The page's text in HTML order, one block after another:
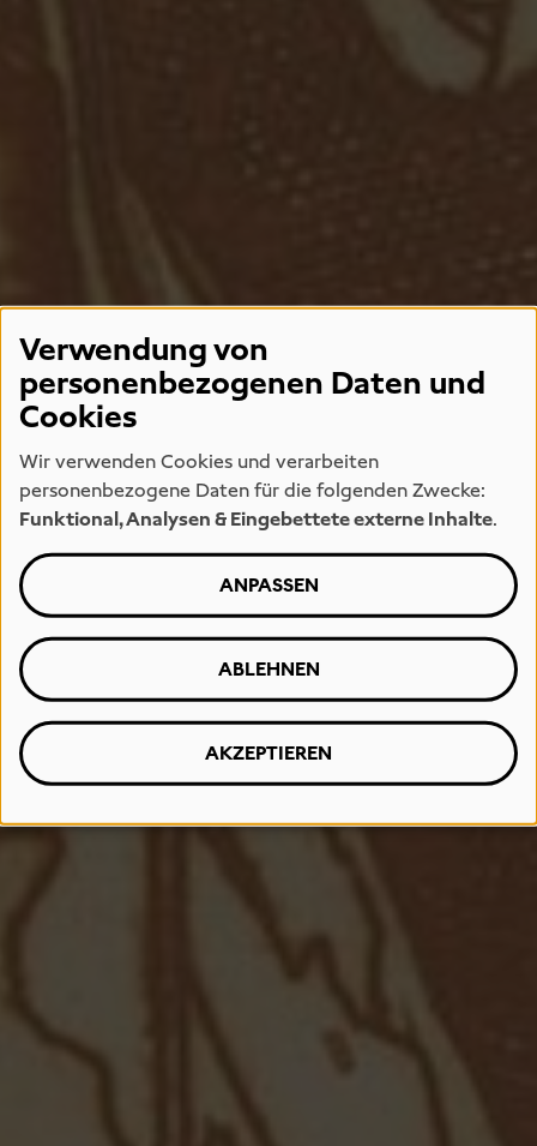
Verwendung von
personenbezogenen Daten und
Cookies
Wir verwenden Cookies und verarbeiten
personenbezogene Daten für die folgenden Zwecke:
Funktional, Analysen & Eingebettete externe Inhalte.
ANPASSEN
ABLEHNEN
AKZEPTIEREN